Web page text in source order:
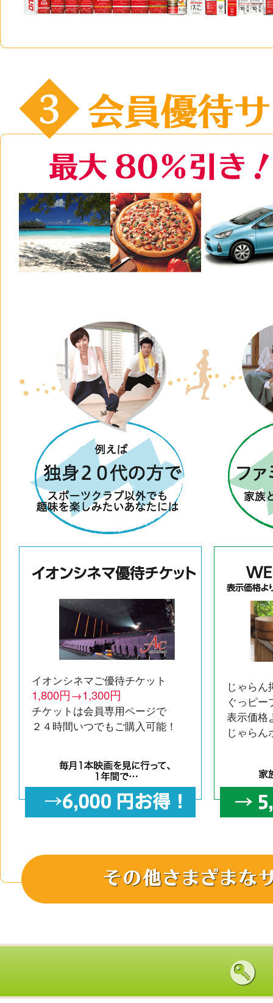
イオンシネマご優待チケット
1,800円→1,300円
チケットは会員専用ページで
２４時間いつでもご購入可能！
じゃらん
ぐっピ
表示価格
じゃらん